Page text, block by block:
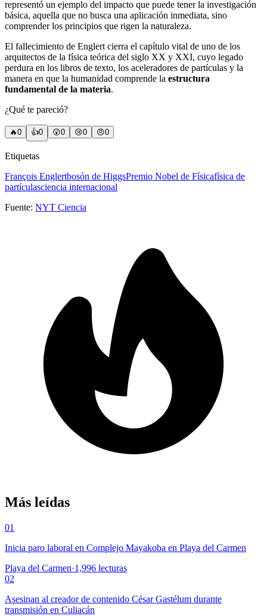
representó un ejemplo del impacto que puede tener la investigación
básica, aquella que no busca una aplicación inmediata, sino
comprender los principios que rigen la naturaleza.
El fallecimiento de Englert cierra el capítulo vital de uno de los
arquitectos de la física teórica del siglo XX y XXI, cuyo legado
perdura en los libros de texto, los aceleradores de partículas y la
manera en que la humanidad comprende la estructura
fundamental de la materia.
¿Qué te pareció?
🔥0 👍0 😲0 😢0 😠0
Etiquetas
François Englertbosón de HiggsPremio Nobel de Físicafísica de
partículasciencia internacional
Fuente: NYT Ciencia
Más leídas
01
Inicia paro laboral en Complejo Mayakoba en Playa del Carmen
Playa del Carmen·1,996 lecturas
02
Asesinan al creador de contenido César Gastélum durante
transmisión en Culiacán